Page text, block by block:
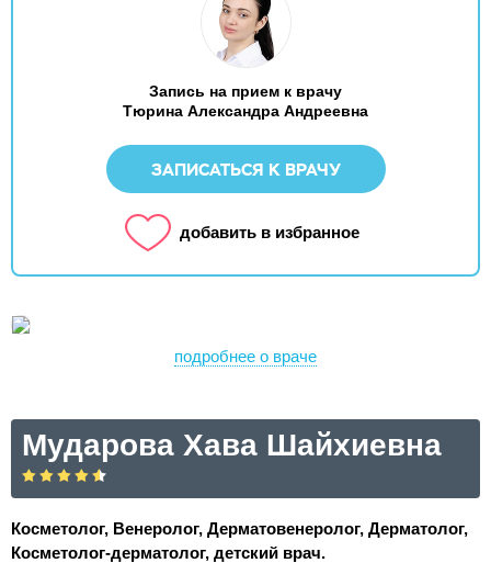
Запись на прием к врачу
Тюрина Александра Андреевна
ЗАПИСАТЬСЯ К ВРАЧУ
добавить в избранное
подробнее о враче
Мударова Хава Шайхиевна
Косметолог, Венеролог, Дерматовенеролог, Дерматолог,
Косметолог-дерматолог, детский врач.